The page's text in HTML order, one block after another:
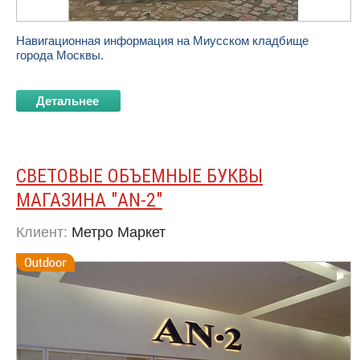
Навигационная информация на Миусском кладбище
города Москвы.
Детальнее
СВЕТОВЫЕ ОБЪЕМНЫЕ БУКВЫ
МАГАЗИНА ″AN-2″
Клиент: Метро Маркет